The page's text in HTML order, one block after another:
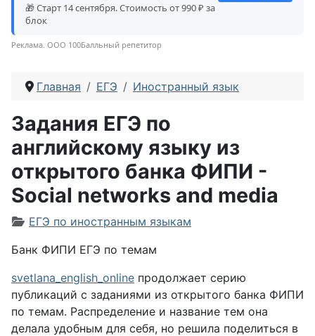
🎁 Старт 14 сентября. Стоимость от 990 ₽ за
блок
Реклама. ООО 100Балльный репетитор
Главная ЕГЭ Иностранный язык
Задания ЕГЭ по
английскому языку из
открытого банка ФИПИ -
Social networks and media
Информация о материале
ЕГЭ по иностранным языкам
Банк ФИПИ ЕГЭ по темам
svetlana_english_online продолжает серию
публикаций с заданиями из открытого банка ФИПИ
по темам. Распределение и название тем она
делала удобным для себя, но решила поделиться в